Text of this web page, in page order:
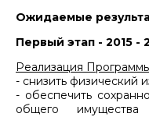
Ожидаемые
Первый этап - 2015 -
Реализация
- снизить физический
- обеспечить
общего